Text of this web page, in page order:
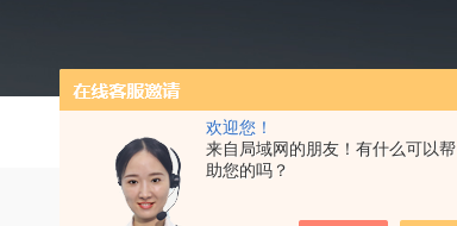
欢迎您！
来自局域网的朋友！有什么可以帮
助您的吗？